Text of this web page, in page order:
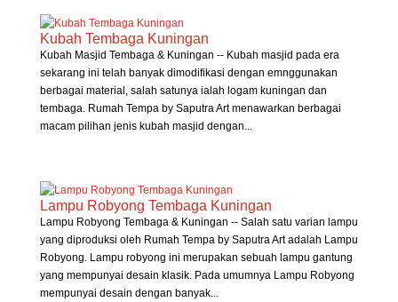
Kubah Tembaga Kuningan
Kubah Masjid Tembaga & Kuningan -- Kubah masjid pada era
sekarang ini telah banyak dimodifikasi dengan emnggunakan
berbagai material, salah satunya ialah logam kuningan dan
tembaga. Rumah Tempa by Saputra Art menawarkan berbagai
macam pilihan jenis kubah masjid dengan...
Lampu Robyong Tembaga Kuningan
Lampu Robyong Tembaga & Kuningan -- Salah satu varian lampu
yang diproduksi oleh Rumah Tempa by Saputra Art adalah Lampu
Robyong. Lampu robyong ini merupakan sebuah lampu gantung
yang mempunyai desain klasik. Pada umumnya Lampu Robyong
mempunyai desain dengan banyak...